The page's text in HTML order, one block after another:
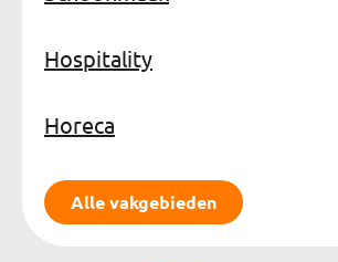
Hospitality
Horeca
Alle vakgebieden